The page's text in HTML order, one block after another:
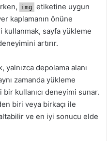
img etiketine uygun
kaplamanın önüne
sayfa yükleme
artırır.
yalnızca depolama alanı
zamanda yükleme
kullanıcı deneyimi sunar.
biri veya birkaçı ile
ve en iyi sonucu elde